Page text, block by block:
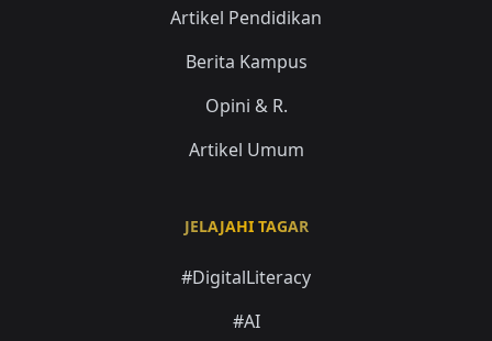
Artikel Pendidikan
Berita Kampus
Opini & R.
Artikel Umum
JELAJAHI TAGAR
#DigitalLiteracy
#AI